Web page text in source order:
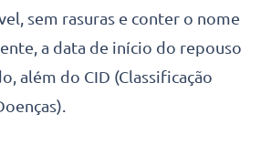
sem rasuras e conter o nome
a data de início do repouso
além do CID (Classificação